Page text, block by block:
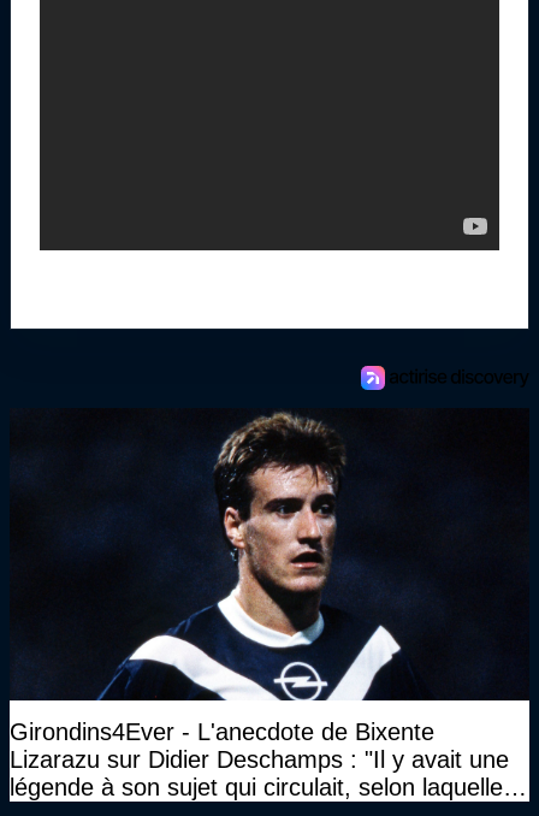
Girondins4Ever - L'anecdote de Bixente
Lizarazu sur Didier Deschamps : "Il y avait une
légende à son sujet qui circulait, selon laquelle il